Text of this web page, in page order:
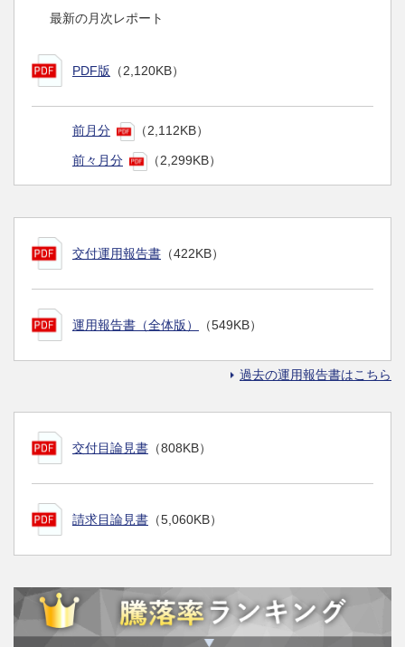
最新の月次レポート
PDF版 （2,120KB）
前月分 （2,112KB）
前々月分 （2,299KB）
交付運用報告書 （422KB）
運用報告書（全体版） （549KB）
過去の運用報告書はこちら
交付目論見書 （808KB）
請求目論見書 （5,060KB）